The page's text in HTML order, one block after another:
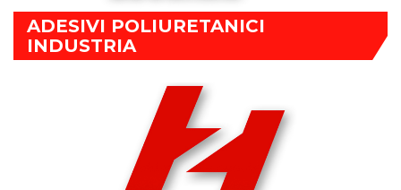
ADESIVI POLIURETANICI
INDUSTRIA